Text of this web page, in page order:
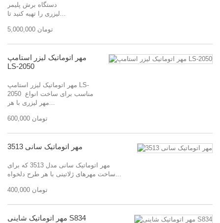
دستگاه برش پلیمر
لیزری را تهیه کنید تا...
5,000,000 تومان
مهر اتوماتیک لیزر استامپ
LS-2050
مهر اتوماتیک لیزر استامپ LS-
2050 مناسب برای ساخت انواع
مهر لیزری با هر...
600,000 تومان
مهر اتوماتیک سانی 3513
مهر اتوماتیک سانی مدل 3513 که برای
ساخت مهرهای ژلاتینی با هر طرح دلخواه...
400,000 تومان
مهر اتوماتیک شاینی S834